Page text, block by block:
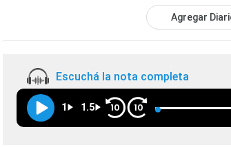
Agregar
Escuchá la nota completa
1 1.5 10 10